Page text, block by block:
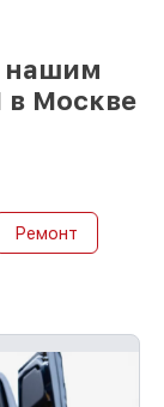
нашим
в Москве
Ремонт